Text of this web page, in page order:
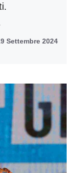
Settembre 2024